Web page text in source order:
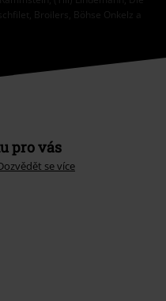
Broilers, Böhse Onkelz a
pro vás
se více